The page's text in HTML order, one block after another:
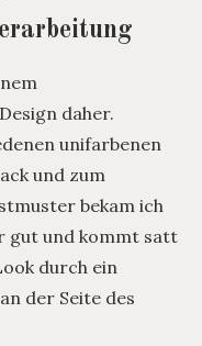
daher.
unifarbenen
und zum
bekam ich
gut und kommt satt
durch ein
der Seite des